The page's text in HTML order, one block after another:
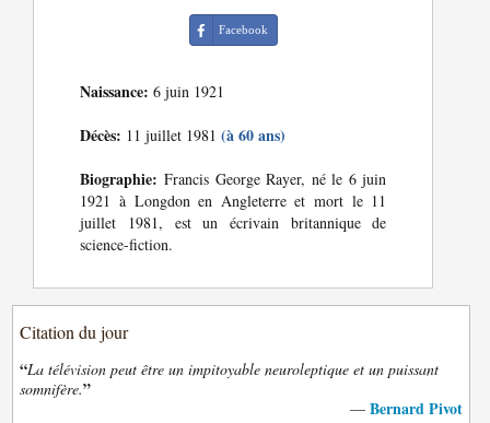
Facebook
Naissance: 6 juin 1921
Décès: 11 juillet 1981(à 60 ans)
Biographie: Francis George Rayer, né le 6 juin
1921 à Longdon en Angleterre et mort le 11
juillet 1981, est un écrivain britannique de
science-fiction.
Citation du jour
“La télévision peut être un impitoyable neuroleptique et un puissant
somnifère.”
— Bernard Pivot